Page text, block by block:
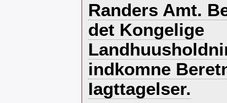
‎Randers Amt.
det Kongelige
indkomne
Iagttagelser.‎